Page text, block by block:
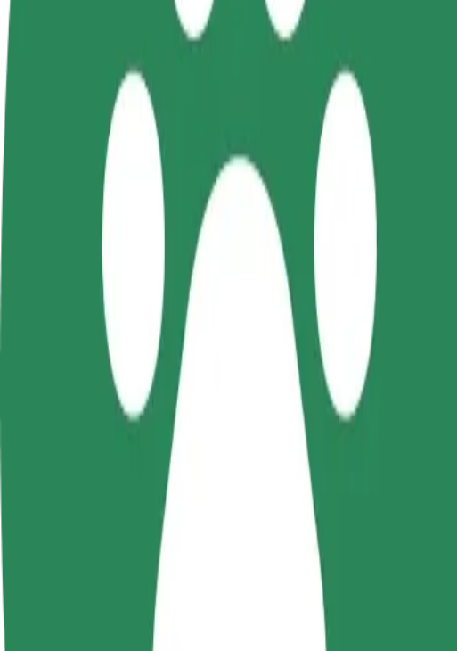
Bolt Plus
สิทธิประโยชน์
วิธีเข้าร่วม
คำถามที่พบบ่อย
สมัครเป็นคนขับ
สร้างรายได้ในแบบ
สมัครเป็นคนส่งพัสดุ
ส่งอาหารและรับรายได้
ทุกสัปดาห์
เพิ่มร้านอาหารหรือ
เพิ่มรายได้ด้วยการเข้
ลูกค้ามากขึ้น
วิธีเดินทางจาก Атріум ไปยัง Recreation center "Vitiaz
กำลังมองหาวิธีที่ดีที่สุดในการเดินทางจาก Атріум ไปยัง Recreation
Recreation center "Vitiaz
ความสะดวกสบายอยู่แค่ปลายนิ้วสัมผัส!
การเดินทางที่เชื่อถือได้ กับรถขนาดกลางสำหรับทุกวัน